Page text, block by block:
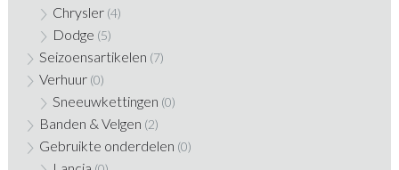
Chrysler (4)
Dodge (5)
Seizoensartikelen (7)
Verhuur (0)
Sneeuwkettingen (0)
Banden & Velgen (2)
Gebruikte onderdelen (0)